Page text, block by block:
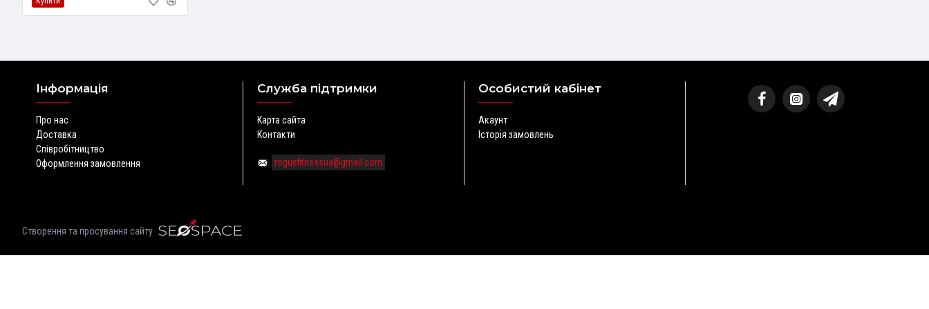
Інформація
Про нас
Доставка
Співробітництво
Оформлення замовлення
Служба підтримки
Карта сайта
Контакти
roguefitnessua@gmail.com
Особистий кабінет
Акаунт
Історія замовлень
Створення та просування сайту